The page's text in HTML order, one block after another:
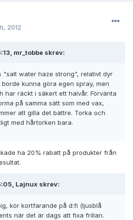
2012
mr_tobbe skrev:
"salt water haze strong", relativt dyr
kunna göra egen spray, men
har räckt i säkert ett halvår. Förvänta
på samma sätt som med vax,
att gilla det bättre. Torka och
med hårtorken bara.
ha 20% rabatt på produkter från
Lajnux skrev:
kör kortfarande på d:fi (ljusblå
när det är dags att fixa frillan.